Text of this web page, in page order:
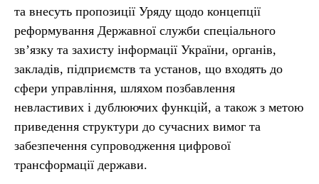
та внесуть пропозиції Уряду щодо концепції
реформування Державної служби спеціального
зв’язку та захисту інформації України, органів,
закладів, підприємств та установ, що входять до
сфери управління, шляхом позбавлення
невластивих і дублюючих функцій, а також з метою
приведення структури до сучасних вимог та
забезпечення супроводження цифрової
трансформації держави.